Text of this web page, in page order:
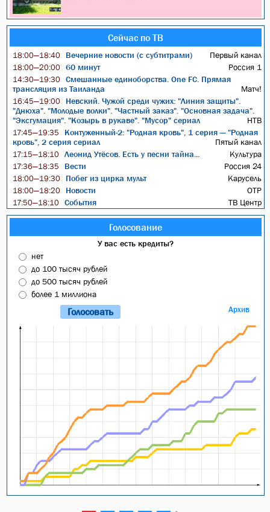
Сейчас по ТВ
18:00—18:40 Вечерние новости (с субтитрами) Первый канал
18:00—20:00 60 минут Россия 1
14:30—19:30
Смешанные единоборства. One FC. Прямая
трансляция из Таиланда
Матч!
16:45—19:00
Невский. Чужой среди чужих: "Линия защиты".
"Днюха". "Молодые волки". "Частный заказ". "Основная задача".
"Эксгумация". "Козырь в рукаве". "Мусор" сериал
НТВ
17:45—19:35
Контуженный-2: "Родная кровь", 1 серия — "Родная
кровь", 2 серия сериал
Пятый канал
17:15—18:10 Леонид Утёсов. Есть у песни тайна... Культура
17:36—18:35 Вести Россия 24
18:00—19:30 Побег из цирка мульт Карусель
18:00—18:20 Новости ОТР
17:50—18:10 События ТВ Центр
Голосование
У вас есть кредиты?
нет
до 100 тысяч рублей
до 500 тысяч рублей
более 1 миллиона
Архив